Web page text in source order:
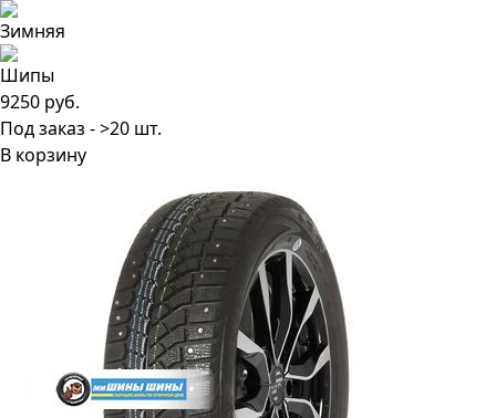
9250 руб.
Под заказ - >20 шт.
В корзину